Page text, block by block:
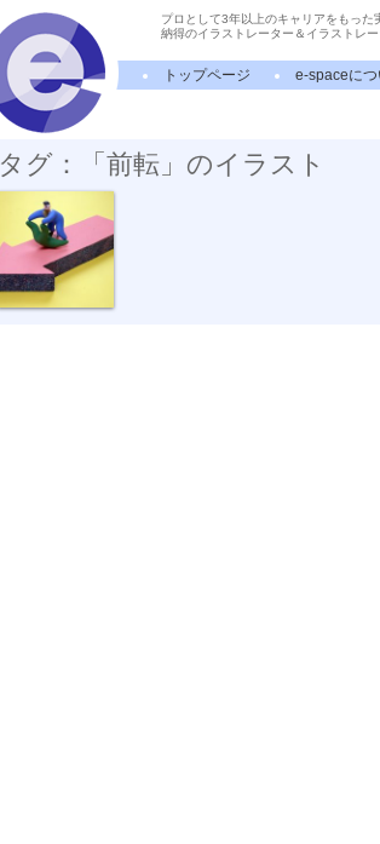
プロとして3年以上のキャリアをもった
納得のイラストレーター＆イラストレー
トップページ e-spaceにつ
タグ：「前転」のイラスト
でんぐり